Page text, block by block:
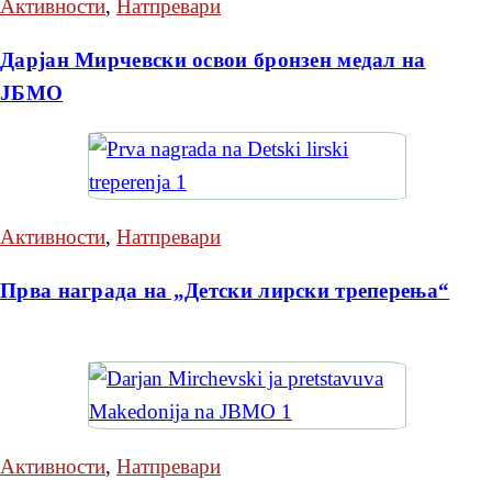
Активности, Натпревари
Дарјан Мирчевски освои бронзен медал на
ЈБМО
Активности, Натпревари
Прва награда на „Детски лирски треперења“
Активности, Натпревари